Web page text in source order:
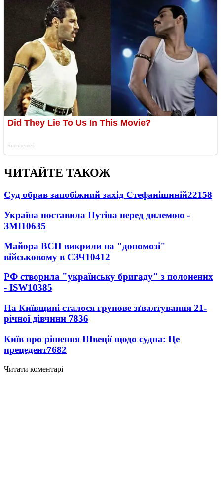
ЧИТАЙТЕ ТАКОЖ
Суд обрав запобіжний захід Стефанішиній22158
Україна поставила Путіна перед дилемою -
ЗМІ10635
Майора ВСП викрили на "допомозі"
військовому в СЗЧ10412
РФ створила "українську бригаду" з полонених
- ISW10385
На Київщині сталося групове зґвалтування 21-
річної дівчини 7836
Київ про рішення Швеції щодо судна: Це
прецедент7682
Читати коментарі